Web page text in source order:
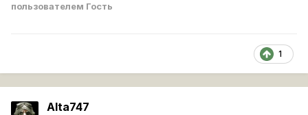
пользователем Гость
1
Alta747